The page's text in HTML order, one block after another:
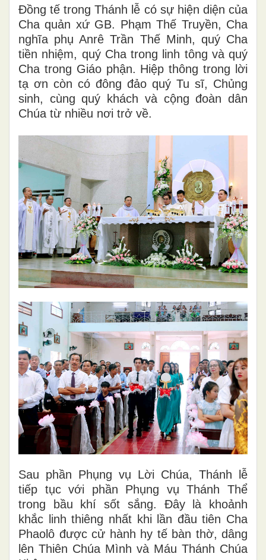
Đồng tế trong Thánh lễ có sự hiện diện của
Cha quản xứ GB. Phạm Thế Truyền, Cha
nghĩa phụ Anrê Trần Thế Minh, quý Cha
tiền nhiệm, quý Cha trong linh tông và quý
Cha trong Giáo phận. Hiệp thông trong lời
tạ ơn còn có đông đảo quý Tu sĩ, Chủng
sinh, cùng quý khách và cộng đoàn dân
Chúa từ nhiều nơi trở về.
Sau phần Phụng vụ Lời Chúa, Thánh lễ
tiếp tục với phần Phụng vụ Thánh Thể
trong bầu khí sốt sắng. Đây là khoảnh
khắc linh thiêng nhất khi lần đầu tiên Cha
Phaolô được cử hành hy tế bàn thờ, dâng
lên Thiên Chúa Mình và Máu Thánh Chúa